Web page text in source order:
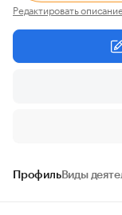
Редактировать
ПрофильВиды